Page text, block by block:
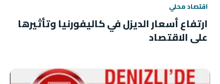
اقتصاد محلي
ارتفاع أسعار الديزل في كاليفورنيا وتأثيرها
على الاقتصاد